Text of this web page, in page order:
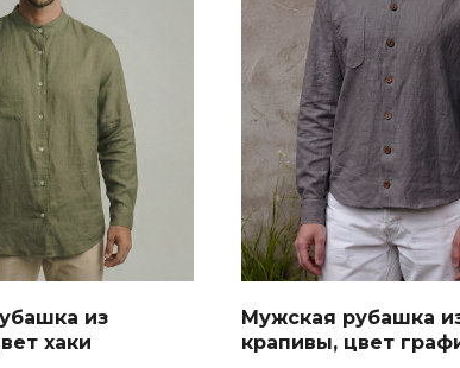
из
хаки
Мужская рубашка
крапивы, цвет